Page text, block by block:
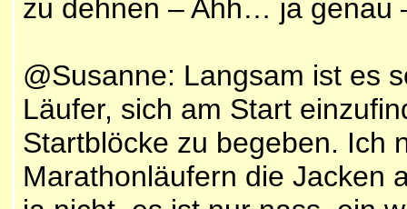
zu dehnen – Ahh… ja genau
@Susanne: Langsam ist es
Läufer, sich am Start
Startblöcke zu begeben. Ich
Marathonläufern die Jacken